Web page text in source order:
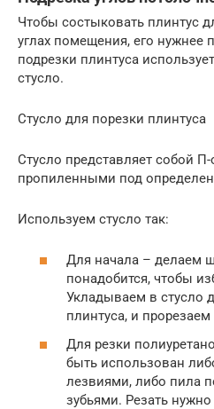
Чтобы состыковать плинтус
углах помещения, его нужнее
подрезки плинтуса
стусло.
Стусло для порезки плинтуса
Стусло представляет собой
пропиленными под
Используем стусло так:
Для начала – делаем
понадобится, чтобы
Укладываем в стусло
плинтуса, и
Для резки
быть использован
лезвиями, либо пила
зубьями. Резать